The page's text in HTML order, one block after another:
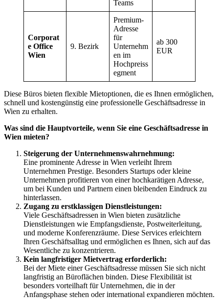
Teams
Corporat
e Office
Wien
9. Bezirk
Premium-
Adresse
für
Unternehm
en im
Hochpreiss
egment
ab 300
EUR
Diese Büros bieten flexible Mietoptionen, die es Ihnen ermöglichen,
schnell und kostengünstig eine professionelle Geschäftsadresse in
Wien zu erhalten.
Was sind die Hauptvorteile, wenn Sie eine Geschäftsadresse in
Wien mieten?
Steigerung der Unternehmenswahrnehmung:
Eine prominente Adresse in Wien verleiht Ihrem
Unternehmen Prestige. Besonders Startups oder kleine
Unternehmen profitieren von einer hochkarätigen Adresse,
um bei Kunden und Partnern einen bleibenden Eindruck zu
hinterlassen.
Zugang zu erstklassigen Dienstleistungen:
Viele Geschäftsadressen in Wien bieten zusätzliche
Dienstleistungen wie Empfangsdienste, Postweiterleitung,
und moderne Konferenzräume. Diese Services erleichtern
Ihren Geschäftsalltag und ermöglichen es Ihnen, sich auf das
Wesentliche zu konzentrieren.
Kein langfristiger Mietvertrag erforderlich:
Bei der Miete einer Geschäftsadresse müssen Sie sich nicht
langfristig an Büroflächen binden. Diese Flexibilität ist
besonders vorteilhaft für Unternehmen, die in der
Anfangsphase stehen oder international expandieren möchten.